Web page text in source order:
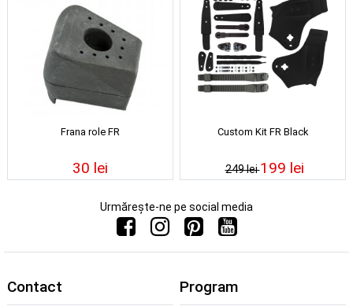
Frana role FR
30 lei
Custom Kit FR Black
249 lei199 lei
Urmărește-ne pe social media
Contact Program